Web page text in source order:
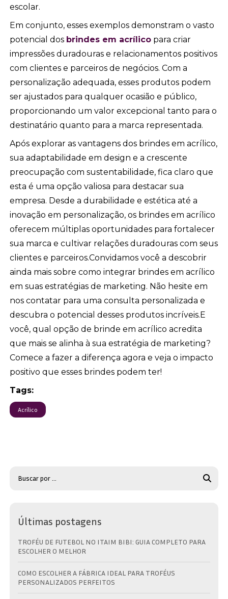
escolar.
Em conjunto, esses exemplos demonstram o vasto
potencial dos brindes em acrílico para criar
impressões duradouras e relacionamentos positivos
com clientes e parceiros de negócios. Com a
personalização adequada, esses produtos podem
ser ajustados para qualquer ocasião e público,
proporcionando um valor excepcional tanto para o
destinatário quanto para a marca representada.
Após explorar as vantagens dos brindes em acrílico,
sua adaptabilidade em design e a crescente
preocupação com sustentabilidade, fica claro que
esta é uma opção valiosa para destacar sua
empresa. Desde a durabilidade e estética até a
inovação em personalização, os brindes em acrílico
oferecem múltiplas oportunidades para fortalecer
sua marca e cultivar relações duradouras com seus
clientes e parceiros.Convidamos você a descobrir
ainda mais sobre como integrar brindes em acrílico
em suas estratégias de marketing. Não hesite em
nos contatar para uma consulta personalizada e
descubra o potencial desses produtos incríveis.E
você, qual opção de brinde em acrílico acredita
que mais se alinha à sua estratégia de marketing?
Comece a fazer a diferença agora e veja o impacto
positivo que esses brindes podem ter!
Tags:
Acrílico
Últimas postagens
TROFÉU DE FUTEBOL NO ITAIM BIBI: GUIA COMPLETO PARA
ESCOLHER O MELHOR
COMO ESCOLHER A FÁBRICA IDEAL PARA TROFÉUS
PERSONALIZADOS PERFEITOS